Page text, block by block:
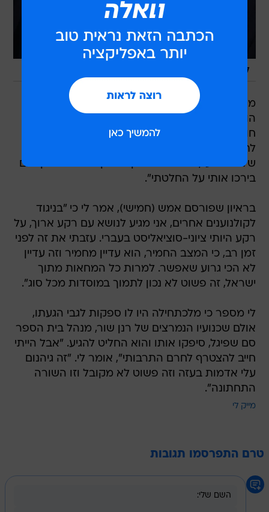
לא מתחרט, ממש לא. מייק לי
מייק לי, הבמאי האנגלי שהודיע בתחילת השבוע כי
הוא מבטל את ביקורו בישראל בשל קבלת הצעת
חוק הנאמנות בממשלה, אומר כי החלטתו זכתה
לתמיכה מתוך ישראל. "שידלו אותי מתוך ישראל
שלא להגיע", אמר לי בראיון למגזין ניו סטייטסמן. "גם
בירכו אותי על החלטתי".
בראיון שפורסם אמש (חמישי), אמר לי כי "בניגוד
לקולנוענים אחרים, אני מגיע לנושא עם רקע ארוך, על
רקע היותי ציוני-סוציאליסט בעברי. עזבתי את זה לפני
זמן רב, כי המצב החמיר, הוא עדיין מחמיר וזה עדיין
לא הכי גרוע שאפשר. למרות כל המחאות מתוך
ישראל, זה פשוט לא נכון לתמוך במוסדות מכל סוג".
לי מספר כי מלכתחילה היו לו ספקות לגבי הגעתו,
אולם שכנועיו הנמרצים של רנן שור, מנהל בית הספר
סם שפיגל, סיפקו אותו והוא החליט להגיע. "אבל הייתי
חייב להצטרף לחרם התרבותי", אומר לי. "זה גיהנום
עלי אדמות בעזה וזה פשוט לא מקובל וזו השורה
התחתונה".
מייק לי
טרם התפרסמו תגובות